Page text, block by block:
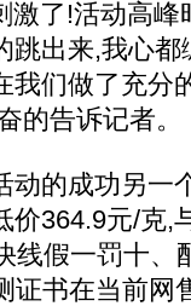
激了!活动高
跳出来,我心
我们做了充分
的告诉记者。
的成功另一
364.9元/克,
线假一罚十、
证书在当前网